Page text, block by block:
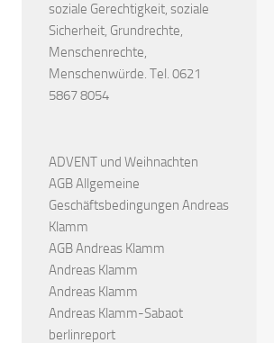
soziale Gerechtigkeit, soziale
Sicherheit, Grundrechte,
Menschenrechte,
Menschenwürde. Tel. 0621
5867 8054
ADVENT und Weihnachten
AGB Allgemeine
Geschäftsbedingungen Andreas
Klamm
AGB Andreas Klamm
Andreas Klamm
Andreas Klamm
Andreas Klamm-Sabaot
berlinreport